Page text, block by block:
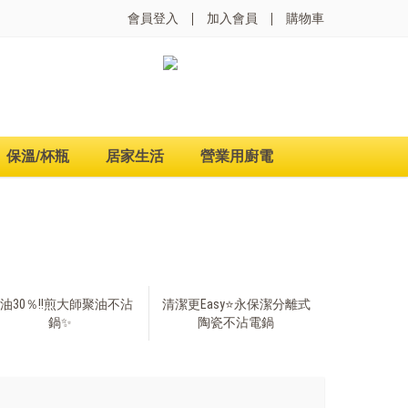
會員登入 加入會員 購物車
保溫/杯瓶 居家生活 營業用廚電
30％‼️煎大師聚油不沾
鍋✨
清潔更Easy⭐永保潔分離式
陶瓷不沾電鍋